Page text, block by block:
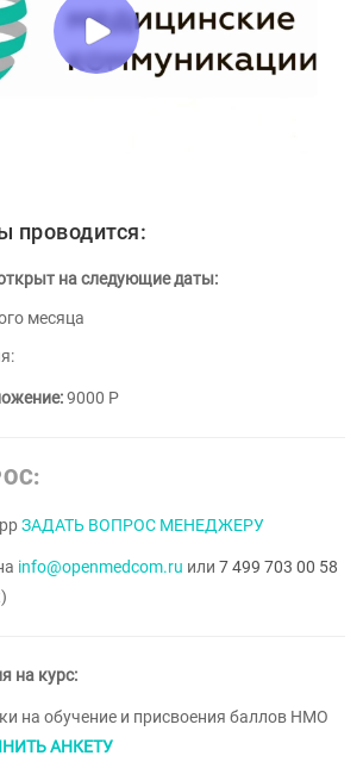
проводится:
на следующие даты:
месяца
9000 Р
ЗАДАТЬ ВОПРОС МЕНЕДЖЕРУ
info@openmedcom.ru или 7 499 703 00 58
на курс:
на обучение и присвоения баллов НМО
АНКЕТУ